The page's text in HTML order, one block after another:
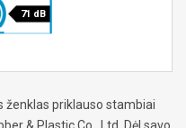
71 dB
ženklas priklauso stambiai
& Plastic Co., Ltd. Dėl savo